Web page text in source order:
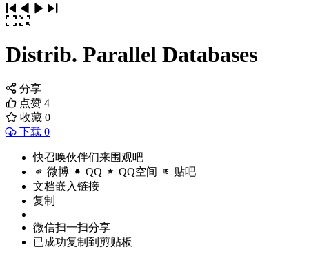
Distrib. Parallel Databases
分享
点赞 4
收藏 0
下载 0
快召唤伙伴们来围观吧
微博 QQ QQ空间 贴吧
文档嵌入链接
复制
微信扫一扫分享
已成功复制到剪贴板